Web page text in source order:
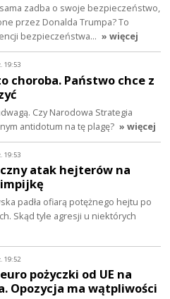
zadba o swoje bezpieczeństwo,
przez Donalda Trumpa? To
bezpieczeństwa… » więcej
19:53
choroba. Państwo chce z
Czy Narodowa Strategia
antidotum na tę plagę? » więcej
19:53
atak hejterów na
padła ofiarą potężnego hejtu po
Skąd tyle agresji u niektórych
19:52
pożyczki od UE na
Opozycja ma wątpliwości